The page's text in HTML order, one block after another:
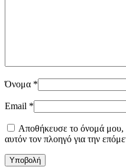
Όνομα *
Email *
Αποθήκευσε το όνομά μου,
αυτόν τον πλοηγό για την